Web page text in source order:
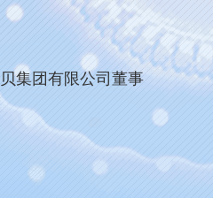
集团有限公司董事